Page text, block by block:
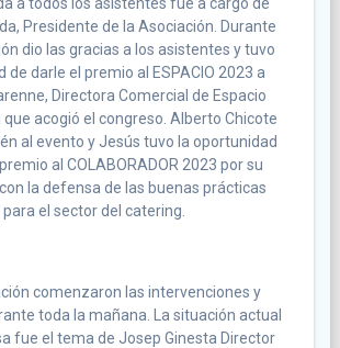
Presidente de la Asociación. Durante
dio las gracias a los asistentes y tuvo
de darle el premio al ESPACIO 2023 a
Directora Comercial de Espacio
acogió el congreso. Alberto Chicote
al evento y Jesús tuvo la oportunidad
al COLABORADOR 2023 por su
la defensa de las buenas prácticas
para el sector del catering.
comenzaron las intervenciones y
toda la mañana. La situación actual
fue el tema de Josep Ginesta Director